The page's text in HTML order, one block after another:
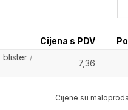
Cijena s PDV
blister /
7,36
Cijene su